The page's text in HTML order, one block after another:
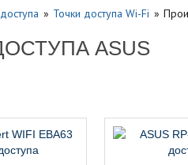
Точки доступа Wi-Fi
ASUS